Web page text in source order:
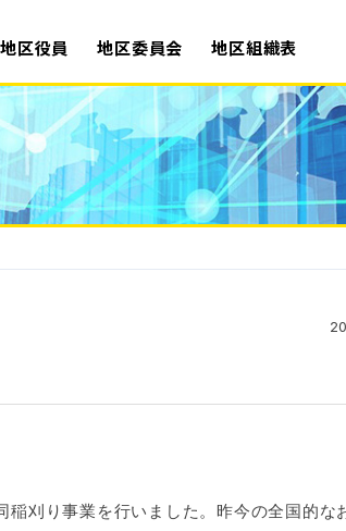
地区役員 地区委員会 地区組織表
刈り事業を行いました。昨今の全国的な